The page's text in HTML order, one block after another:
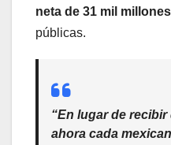
neta de 31 mil millones
públicas.
“En lugar de recibir
ahora cada